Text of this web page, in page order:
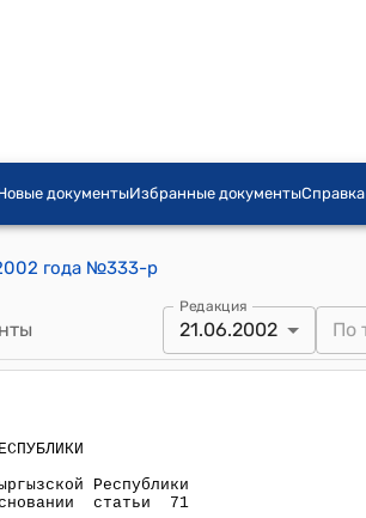
документыИзбранные документыСправка
года №333-р
Редакция
21.06.2002